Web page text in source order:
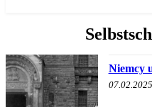
Niemcy
07.02.2025